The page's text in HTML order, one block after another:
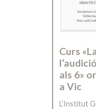
Curs
als 6»
a Vic
L’Institut